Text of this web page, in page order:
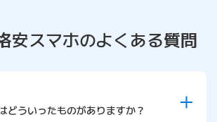
安スマホのよくある質問
どういったものがありますか？